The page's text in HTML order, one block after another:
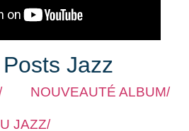
Jazz
NOUVEAUTÉ ALBUM/
JAZZ/